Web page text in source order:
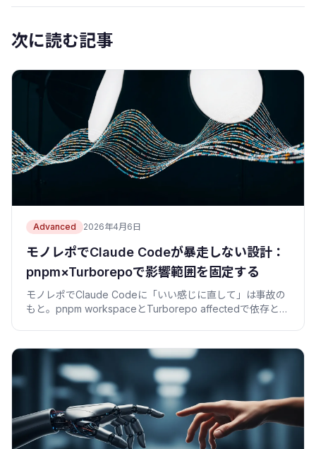
次に読む記事
Advanced 2026年4月6日
モノレポでClaude Codeが暴走しない設計：
pnpm×Turborepoで影響範囲を固定する
モノレポでClaude Codeに「いい感じに直して」は事故の
もと。pnpm workspaceとTurborepo affectedで依存と影